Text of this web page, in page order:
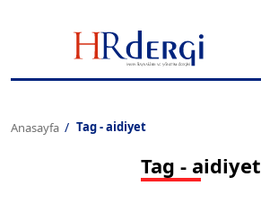
Anasayfa Tag - aidiyet
Tag - aidiyet